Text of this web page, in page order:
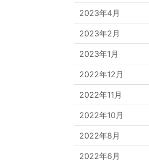
2023年4月
2023年2月
2023年1月
2022年12月
2022年11月
2022年10月
2022年8月
2022年6月